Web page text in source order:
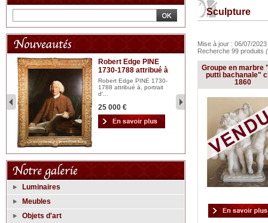
Robert Edge PINE
1730-1788 attribué à
Robert Edge PINE 1730-
1788 attribué à, portrait
d'...
25 000 € 2
Luminaires
Meubles
Objets d'art
Sculpture
Mise à jour : 06/07/
Recherche 99 produits
Groupe en marbre
putti bachanale"
1860